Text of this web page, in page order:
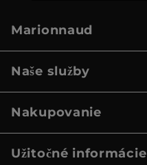
Marionnaud
Naše služby
Nakupovanie
Užitočné informácie